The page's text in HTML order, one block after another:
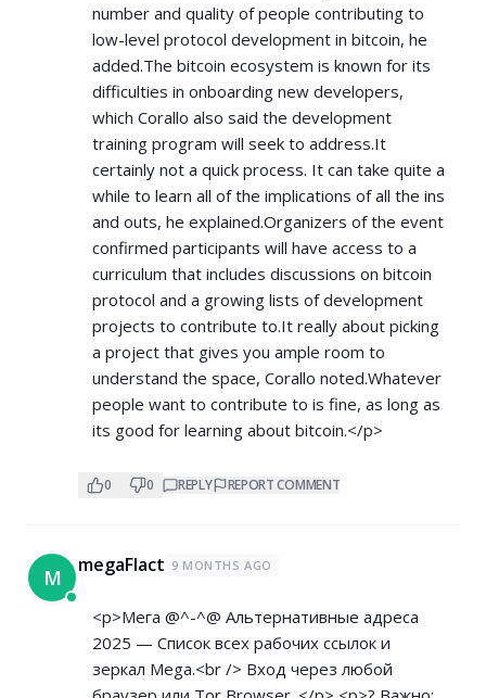
number and quality of people contributing to
low-level protocol development in bitcoin, he
added.The bitcoin ecosystem is known for its
difficulties in onboarding new developers,
which Corallo also said the development
training program will seek to address.It
certainly not a quick process. It can take quite a
while to learn all of the implications of all the ins
and outs, he explained.Organizers of the event
confirmed participants will have access to a
curriculum that includes discussions on bitcoin
protocol and a growing lists of development
projects to contribute to.It really about picking
a project that gives you ample room to
understand the space, Corallo noted.Whatever
people want to contribute to is fine, as long as
its good for learning about bitcoin.</p>
0 0 REPLY REPORT COMMENT
M megaFlact 9 MONTHS AGO
<p>Мега @^-^@ Альтернативные адреса
2025 — Список всех рабочих ссылок и
зеркал Mega.<br /> Вход через любой